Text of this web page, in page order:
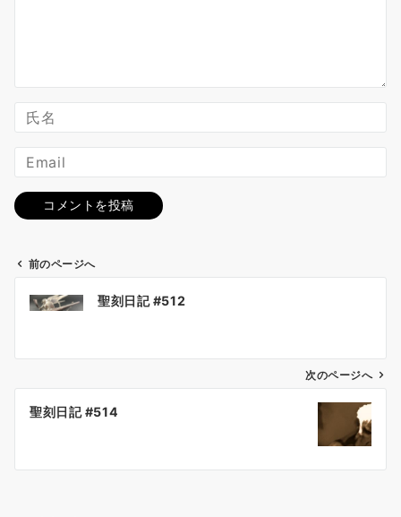
ン
前のページへ
聖刻日記 #512
次のページへ
聖刻日記 #514